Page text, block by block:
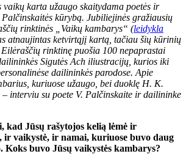
vaikų karta užaugo skaitydama poetės ir
kūrybą. Jubiliejinės gražiausių
rinktinės „Vaikų kambarys“ (leidykla
atnaujintas ketvirtąjį kartą, tačiau šių kūrinių
rinktinę puošia 100 nepaprastai
Sigutės Ach iliustracijų, kurios iki
dailininkės parodose. Apie
kuriuose užaugo, bei duoklę H. K.
– interviu su poete V. Palčinskaite ir dailininke
kad Jūsų rašytojos kelią lėmė ir
ir vaikystė, ir namai, kuriuose buvo daug
Koks buvo Jūsų vaikystės kambarys?